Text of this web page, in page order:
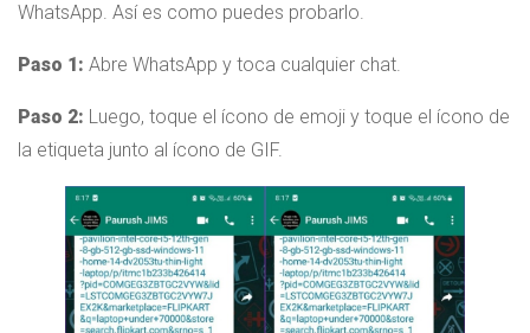
WhatsApp. Así es como puedes probarlo.
Paso 1: Abre WhatsApp y toca cualquier chat.
Paso 2: Luego, toque el ícono de emoji y toque el ícono de
la etiqueta junto al ícono de GIF.